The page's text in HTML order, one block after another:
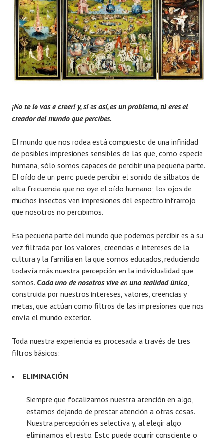
¡No te lo vas a creer! y, si es así, es un problema, tú eres el
creador del mundo que percibes.
El mundo que nos rodea está compuesto de una infinidad
de posibles impresiones sensibles de las que, como especie
humana, sólo somos capaces de percibir una pequeña parte.
El oído de un perro puede percibir el sonido de silbatos de
alta frecuencia que no oye el oído humano; los ojos de
muchos insectos ven impresiones del espectro infrarrojo
que nosotros no percibimos.
Esa pequeña parte del mundo que podemos percibir es a su
vez filtrada por los valores, creencias e intereses de la
cultura y la familia en la que somos educados, reduciendo
todavía más nuestra percepción en la individualidad que
somos. Cada uno de nosotros vive en una realidad única
construida por nuestros intereses, valores, creencias y
metas, que actúan como filtros de las impresiones que nos
envía el mundo exterior.
Toda nuestra experiencia es procesada a través de tres
filtros básicos:
ELIMINACIÓN
Siempre que focalizamos nuestra atención en algo,
estamos dejando de prestar atención a otras cosas.
Nuestra percepción es selectiva y, al elegir algo,
eliminamos el resto. Esto puede ocurrir consciente o